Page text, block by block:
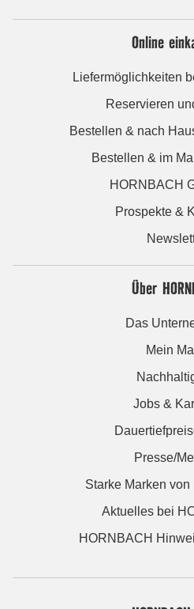
Online
Liefermöglichkeiten
Reservieren
Bestellen & nach
Bestellen & im
HORNBACH
Prospekte &
Über
Das
Mein
Jobs &
Presse/
Starke Marken
Aktuelles bei
HORNBACH